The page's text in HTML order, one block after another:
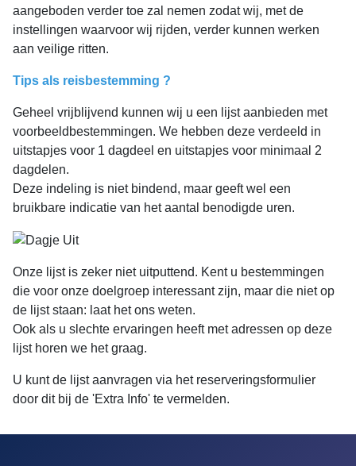
aangeboden verder toe zal nemen zodat wij, met de
instellingen waarvoor wij rijden, verder kunnen werken
aan veilige ritten.
Tips als reisbestemming ?
Geheel vrijblijvend kunnen wij u een lijst aanbieden met
voorbeeldbestemmingen. We hebben deze verdeeld in
uitstapjes voor 1 dagdeel en uitstapjes voor minimaal 2
dagdelen.
Deze indeling is niet bindend, maar geeft wel een
bruikbare indicatie van het aantal benodigde uren.
Onze lijst is zeker niet uitputtend. Kent u bestemmingen
die voor onze doelgroep interessant zijn, maar die niet op
de lijst staan: laat het ons weten.
Ook als u slechte ervaringen heeft met adressen op deze
lijst horen we het graag.
U kunt de lijst aanvragen via het reserveringsformulier
door dit bij de 'Extra Info' te vermelden.